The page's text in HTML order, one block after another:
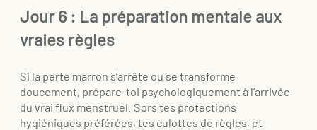
Jour 6 : La préparation mentale aux
vraies règles
Si la perte marron s’arrête ou se transforme
doucement, prépare-toi psychologiquement à l’arrivée
du vrai flux menstruel. Sors tes protections
hygiéniques préférées, tes culottes de règles, et